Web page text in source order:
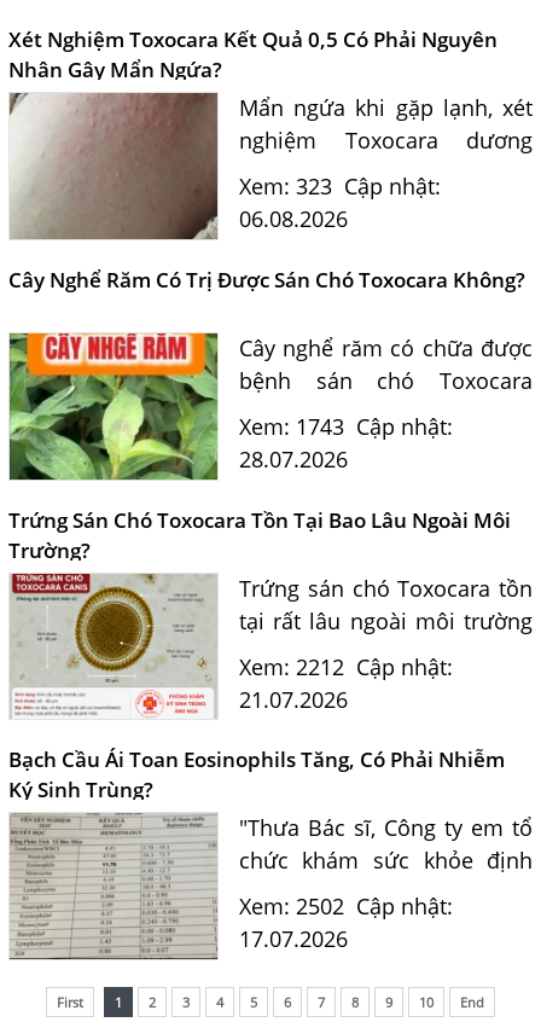
Xét Nghiệm Toxocara Kết Quả 0,5 Có Phải Nguyên
Nhân Gây Mẩn Ngứa?
Mẩn ngứa khi gặp lạnh, xét
nghiệm Toxocara dương
tính 0,5 có phải nguyên
nhân? Tiến sĩ Bác sĩ Nguyễn
điều trị và phòng ngừa sán...
Xem: 323 Cập nhật:
06.08.2026
Cây Nghể Răm Có Trị Được Sán Chó Toxocara Không?
Cây nghể răm có chữa được
bệnh sán chó Toxocara
không? Tiến sĩ Bác sĩ
Nguyễn Hằng Lan giải đáp
học và hướng dẫn điều trị
Xem: 1743 Cập nhật:
28.07.2026
Trứng Sán Chó Toxocara Tồn Tại Bao Lâu Ngoài Môi
Trường?
Trứng sán chó Toxocara tồn
tại rất lâu ngoài môi trường
và là nguồn lây nhiễm nguy
hiểm cho con người. Tiến sĩ
vấn cách nhận biết...
Xem: 2212 Cập nhật:
21.07.2026
Bạch Cầu Ái Toan Eosinophils Tăng, Có Phải Nhiễm
Ký Sinh Trùng?
"Thưa Bác sĩ, Công ty em tổ
chức khám sức khỏe định
kỳ. Kết quả xét nghiệm máu
của em có chỉ số bạch cầu ái
11.7%. Em nghe nói chỉ...
Xem: 2502 Cập nhật:
17.07.2026
First 1 2 3 4 5 6 7 8 9 10 End